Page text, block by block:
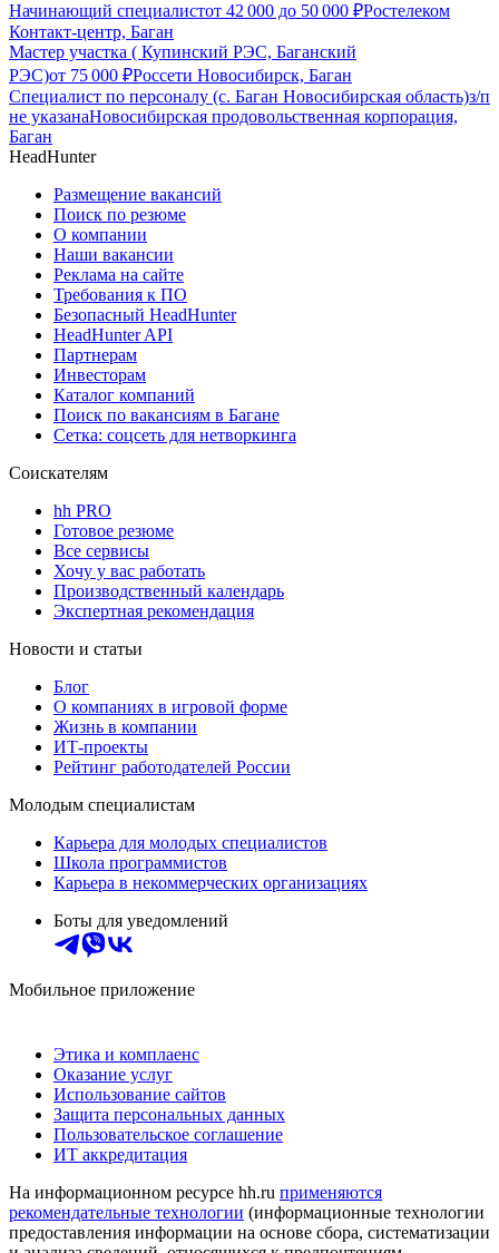
Начинающий специалистот 42 000 до 50 000 ₽Ростелеком
Контакт-центр, Баган
Мастер участка ( Купинский РЭС, Баганский
РЭС)от 75 000 ₽Россети Новосибирск, Баган
Специалист по персоналу (с. Баган Новосибирская область)з/п
не указанаНовосибирская продовольственная корпорация,
Баган
HeadHunter
Размещение вакансий
Поиск по резюме
О компании
Наши вакансии
Реклама на сайте
Требования к ПО
Безопасный HeadHunter
HeadHunter API
Партнерам
Инвесторам
Каталог компаний
Поиск по вакансиям в Багане
Сетка: соцсеть для нетворкинга
Соискателям
hh PRO
Готовое резюме
Все сервисы
Хочу у вас работать
Производственный календарь
Экспертная рекомендация
Новости и статьи
Блог
О компаниях в игровой форме
Жизнь в компании
ИТ-проекты
Рейтинг работодателей России
Молодым специалистам
Карьера для молодых специалистов
Школа программистов
Карьера в некоммерческих организациях
Боты для уведомлений
Мобильное приложение
Этика и комплаенс
Оказание услуг
Использование сайтов
Защита персональных данных
Пользовательское соглашение
ИТ аккредитация
На информационном ресурсе hh.ru применяются
рекомендательные технологии (информационные технологии
предоставления информации на основе сбора, систематизации